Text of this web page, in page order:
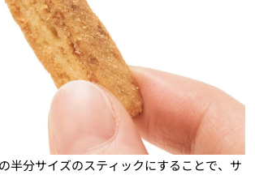
半分サイズのスティックにすることで、サ